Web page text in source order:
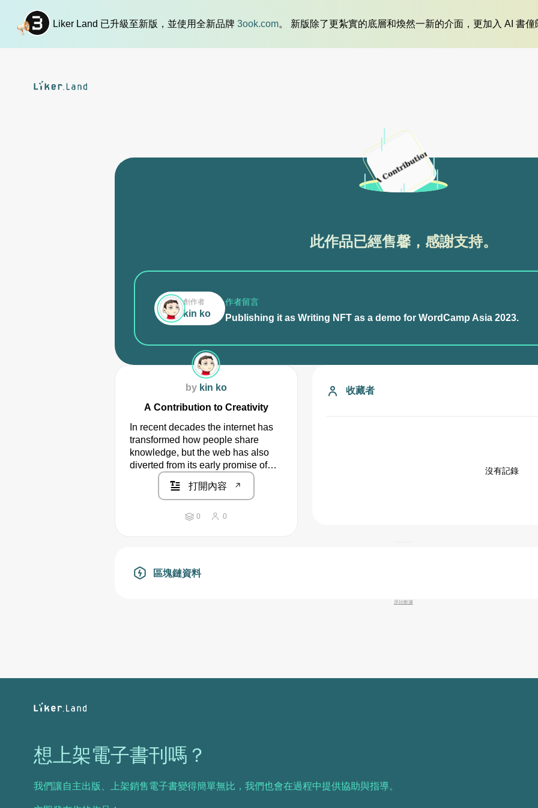
Liker Land 已升級至新版，並使用全新品牌 3ook.com。 新版除了更紮實的底層和煥然一新的介面，更加入 AI 書
此作品已經售馨，感謝支持。
創作者
kin ko
作者留言
Publishing it as Writing NFT as a demo for WordCamp Asia 2023.
by kin ko
A Contribution to Creativity
In recent decades the internet has
transformed how people share
knowledge, but the web has also
diverted from its early promise of
democratisation. One problem is a
reward system largely built upon fr...
打開內容
0 0
收藏者
沒有記錄
區塊鏈資料
原始數據
想上架電子書刊嗎？
我們讓自主出版、上架銷售電子書變得簡單無比，我們也會在過程中提供協助與指導。